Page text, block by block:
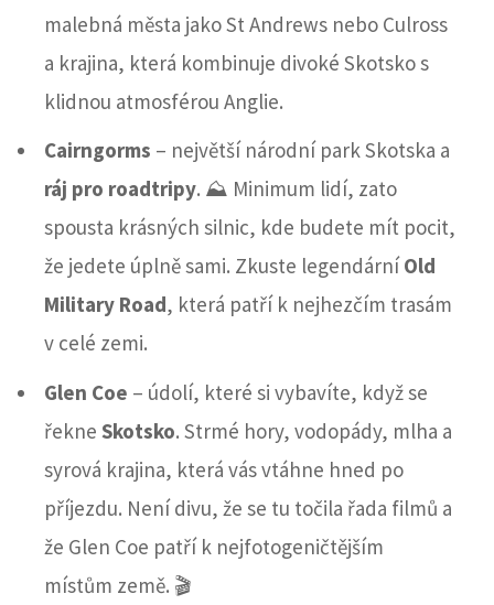
malebná města jako St Andrews nebo Culross
a krajina, která kombinuje divoké Skotsko s
klidnou atmosférou Anglie.
Cairngorms – největší národní park Skotska a
ráj pro roadtripy. ⛰️ Minimum lidí, zato
spousta krásných silnic, kde budete mít pocit,
že jedete úplně sami. Zkuste legendárníOld
Military Road, která patří k nejhezčím trasám
v celé zemi.
Glen Coe – údolí, které si vybavíte, když se
řekne Skotsko. Strmé hory, vodopády, mlha a
syrová krajina, která vás vtáhne hned po
příjezdu. Není divu, že se tu točila řada filmů a
že Glen Coe patří k nejfotogeničtějším
místům země. 🎬